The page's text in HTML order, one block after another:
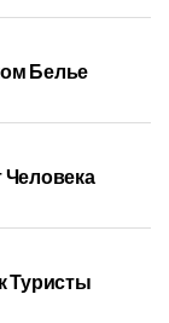
Белье
Туристы